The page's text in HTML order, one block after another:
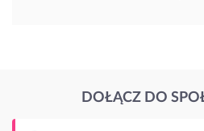
DOŁĄCZ DO